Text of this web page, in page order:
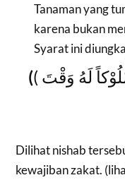
Tanaman yang
karena bukan
Syarat ini
(( وَيُعْتَبَرُ أَنْ يَكُوْنَ النِّصَابُ مَمْلُوْكاً لَهُ وَقْتَ
Dilihat nishab
kewajiban zakat.